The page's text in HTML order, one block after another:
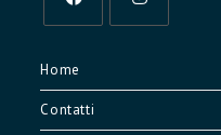
in
a
new
a
Home
Contatti